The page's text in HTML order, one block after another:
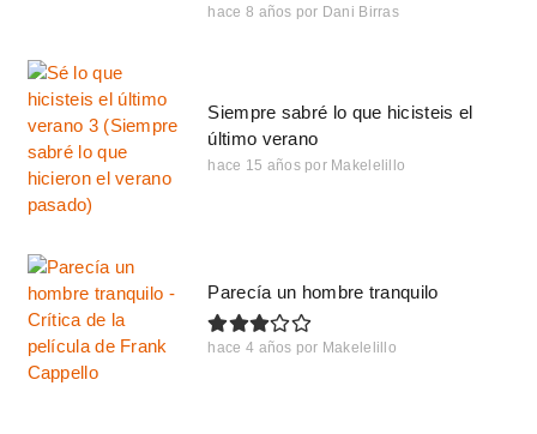
hace 8 años por Dani Birras
Siempre sabré lo que hicisteis el
último verano
hace 15 años por Makelelillo
Parecía un hombre tranquilo
hace 4 años por Makelelillo